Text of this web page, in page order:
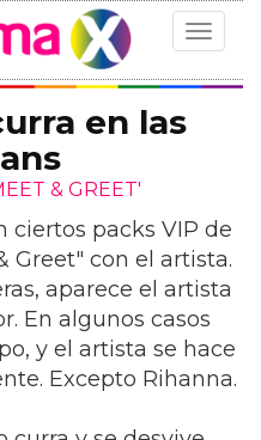
Toggle
en las
& GREET'
ciertos packs VIP de
Greet" con el artista.
aparece el artista
En algunos casos
y el artista se hace
Excepto Rihanna.